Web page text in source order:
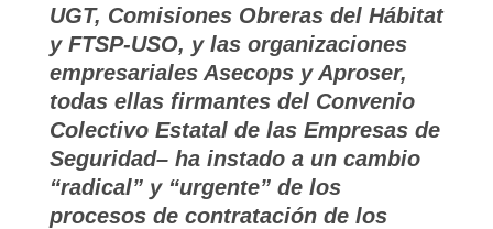
UGT, Comisiones Obreras del Hábitat
y FTSP-USO, y las organizaciones
empresariales Asecops y Aproser,
todas ellas firmantes del Convenio
Colectivo Estatal de las Empresas de
Seguridad– ha instado a un cambio
“radical” y “urgente” de los
procesos de contratación de los